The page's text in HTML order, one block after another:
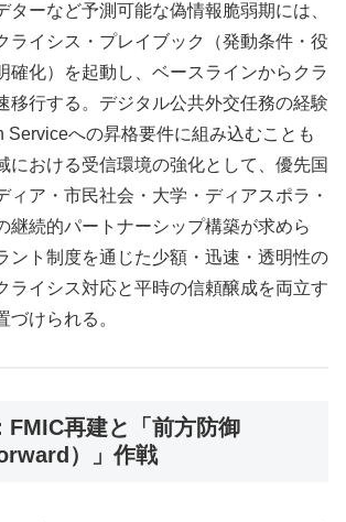
ターなど予測可能な偽情報脆弱期には、
ライシス・プレイブック（発動条件・役
確化）を起動し、ベースラインからクラ
移行する。デジタル公共外交任務の経験
Serviceへの昇格要件に組み込むことも
における受信環境の強化として、優先国
ィア・市民社会・大学・ディアスポラ・
継続的パートナーシップ構築が求めら
ント制度を通じた少額・迅速・透明性の
ライシス対応と平時の信頼醸成を両立す
づけられる。
FMIC再建と「前方防御
）」作戦